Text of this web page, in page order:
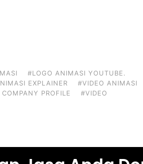
#LOGO ANIMASI YOUTUBE.
EXPLAINER
#VIDEO ANIMASI
PROFILE
#VIDEO